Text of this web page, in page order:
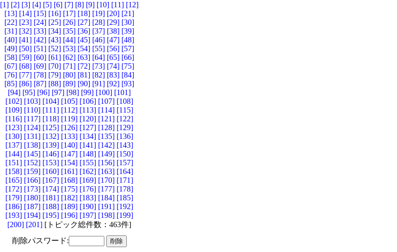
[1] [2] [3] [4] [5] [6] [7] [8] [9] [10] [11] [12]
[13] [14] [15] [16] [17] [18] [19] [20] [21]
[22] [23] [24] [25] [26] [27] [28] [29] [30]
[31] [32] [33] [34] [35] [36] [37] [38] [39]
[40] [41] [42] [43] [44] [45] [46] [47] [48]
[49] [50] [51] [52] [53] [54] [55] [56] [57]
[58] [59] [60] [61] [62] [63] [64] [65] [66]
[67] [68] [69] [70] [71] [72] [73] [74] [75]
[76] [77] [78] [79] [80] [81] [82] [83] [84]
[85] [86] [87] [88] [89] [90] [91] [92] [93]
[94] [95] [96] [97] [98] [99] [100] [101]
[102] [103] [104] [105] [106] [107] [108]
[109] [110] [111] [112] [113] [114] [115]
[116] [117] [118] [119] [120] [121] [122]
[123] [124] [125] [126] [127] [128] [129]
[130] [131] [132] [133] [134] [135] [136]
[137] [138] [139] [140] [141] [142] [143]
[144] [145] [146] [147] [148] [149] [150]
[151] [152] [153] [154] [155] [156] [157]
[158] [159] [160] [161] [162] [163] [164]
[165] [166] [167] [168] [169] [170] [171]
[172] [173] [174] [175] [176] [177] [178]
[179] [180] [181] [182] [183] [184] [185]
[186] [187] [188] [189] [190] [191] [192]
[193] [194] [195] [196] [197] [198] [199]
[200] [201] [トピック総件数：463件]
削除パスワード: